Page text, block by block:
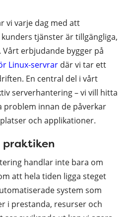
vi varje dag med att
tjänster är tillgängliga,
erbjudande bygger på
Linux-servrar där vi tar ett
En central del i vårt
serverhantering – vi vill hitta
problem innan de påverkar
och applikationer.
handlar inte bara om
att hela tiden ligga steget
system som
i prestanda, resurser och